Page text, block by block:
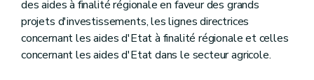
des aides à finalité régionale en faveur des grands
projets d'investissements, les lignes directrices
concernant les aides d'Etat à finalité régionale et celles
concernant les aides d'Etat dans le secteur agricole.